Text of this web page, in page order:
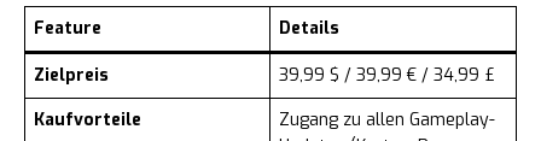
Feature Details
Zielpreis
39,99 $ / 39,99 € / 34,99 £
Kaufvorteile
Zugang zu allen Gameplay-